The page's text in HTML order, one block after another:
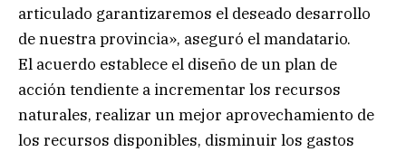
articulado garantizaremos el deseado desarrollo
de nuestra provincia», aseguró el mandatario.
El acuerdo establece el diseño de un plan de
acción tendiente a incrementar los recursos
naturales, realizar un mejor aprovechamiento de
los recursos disponibles, disminuir los gastos